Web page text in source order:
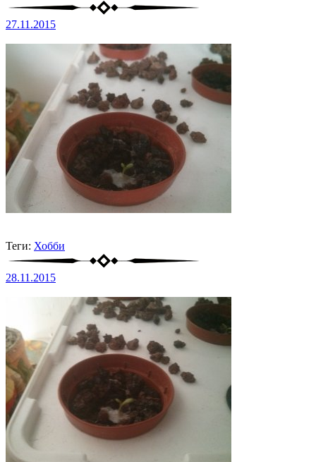
27.11.2015
Теги: Хобби
28.11.2015